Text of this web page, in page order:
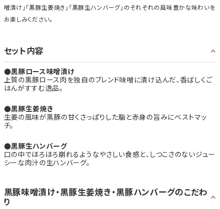
噌漬け」「黒豚生姜焼き」「黒豚生ハンバーグ」のそれぞれの風味豊かな味わいを
お楽しみください。
セット内容
黒豚ロース味噌漬け
上質の黒豚ロース肉を独自のブレンド味噌に漬け込んだ、香ばしくご
はんがすすむ逸品。
黒豚生姜焼き
生姜の風味が黒豚の甘くさっぱりした脂と赤身の旨みにベストマッ
チ。
黒豚生ハンバーグ
口の中でほろほろ崩れるようなやさしい食感と、しつこさのないジュー
シーな肉汁の生ハンバーグ。
黒豚味噌漬け・黒豚生姜焼き・黒豚ハンバーグのこだわ
り